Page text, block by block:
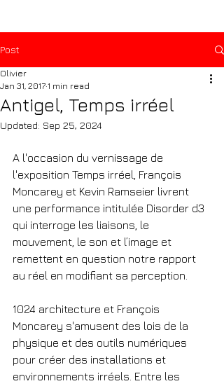
Post
Antigel, Temps irréel
Olivier
Jan 31, 2017 1 min read
Updated: Sep 25, 2024
A l'occasion du vernissage de
l'exposition Temps irréel, François
Moncarey et Kevin Ramseier livrent
une performance intitulée Disorder d3
qui interroge les liaisons, le
mouvement, le son et l’image et
remettent en question notre rapport
au réel en modifiant sa perception.
1024 architecture et François
Moncarey s'amusent des lois de la
physique et des outils numériques
pour créer des installations et
environnements irréels. Entre les